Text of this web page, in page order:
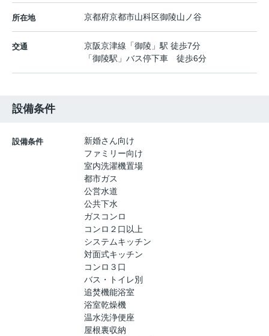
所在地 京都府京都市山科区御陵山ノ谷
交通 京阪京津線 「御陵 」駅 徒歩7分
「御陵駅」バス停下車 徒歩6分
設備条件
設備条件
新婚さん向け
ファミリー向け
室内洗濯機置場
都市ガス
公営水道
公共下水
ガスコンロ
コンロ２口以上
システムキッチン
対面式キッチン
コンロ３口
バス・トイレ別
追焚機能浴室
浴室乾燥機
温水洗浄便座
屋根裏収納